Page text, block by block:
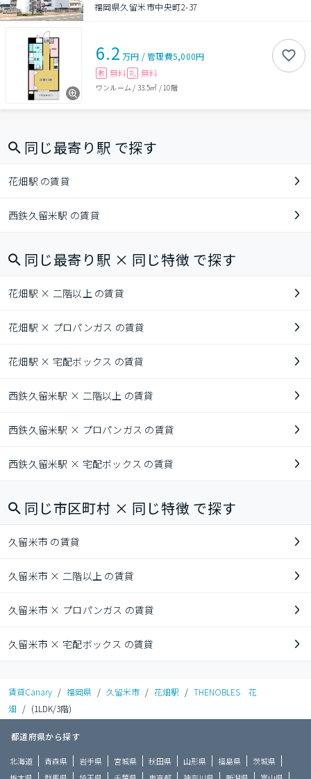
福岡県久留米市中央町2-37
6.2 万円 /管理費5,000円
敷 無料 礼 無料
ワンルーム / 33.5㎡ / 10階
同じ最寄り駅 で探す
花畑駅 の賃貸
西鉄久留米駅 の賃貸
同じ最寄り駅 × 同じ特徴 で探す
花畑駅 × 二階以上 の賃貸
花畑駅 × プロパンガス の賃貸
花畑駅 × 宅配ボックス の賃貸
西鉄久留米駅 × 二階以上 の賃貸
西鉄久留米駅 × プロパンガス の賃貸
西鉄久留米駅 × 宅配ボックス の賃貸
同じ市区町村 × 同じ特徴 で探す
久留米市 の賃貸
久留米市 × 二階以上 の賃貸
久留米市 × プロパンガス の賃貸
久留米市 × 宅配ボックス の賃貸
賃貸Canary / 福岡県 / 久留米市 / 花畑駅 / THENOBLES 花
畑 / (1LDK/3階)
都道府県から探す
北海道 青森県 岩手県 宮城県 秋田県 山形県 福島県
茨城県